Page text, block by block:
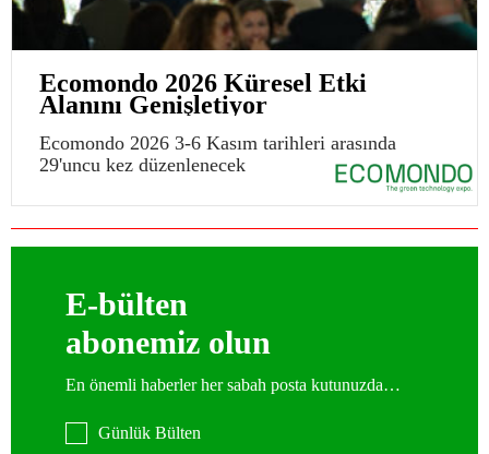
Ecomondo 2026 Küresel Etki
Alanını Genişletiyor
Ecomondo 2026 3-6 Kasım tarihleri arasında
29'uncu kez düzenlenecek
E-bülten
abonemiz olun
En önemli haberler her sabah posta kutunuzda…
Günlük Bülten